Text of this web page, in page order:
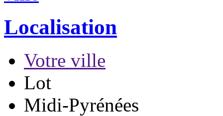
Localisation
Votre ville
Lot
Midi-Pyrénées